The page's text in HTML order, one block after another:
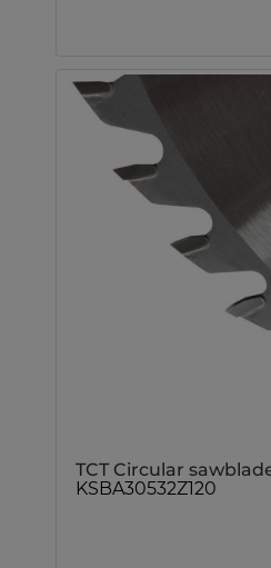
TCT Circular
KSBA30532Z120